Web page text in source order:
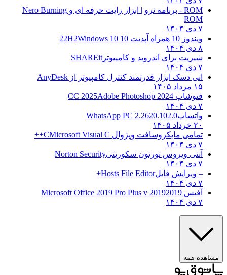
ROM - برنامه نرو | ابزار رایت حرفه ای و
Nero Burning
ROM
۷ دی ۱۴۰۴
ویندوز 10 همراه آپدیت 10 22H2
Windows 10
۸ دی ۱۴۰۴
شیریت برای اندروید و کامپیوتر SHAREit
۷ دی ۱۴۰۴
انی دسک ابزار قدرتمند کنترل کامپیوتر از AnyDesk
۱۵ مرداد ۱۴۰۵
فتوشاپ CC 2025 Adobe Photoshop 2024
۷ دی ۱۴۰۴
واتساپWhatsApp PC 2.2620.102.0
۲۰ خرداد ۱۴۰۵
تمامی مایکروسافت ویژوال C Microsoft Visual C++
۷ دی ۱۴۰۴
آنتی ویروس نورتون سکوریتیNorton Security
۷ دی ۱۴۰۴
– ویرایش فایلHosts File Editor+
۷ دی ۱۴۰۴
آفیس 2019 2019 Microsoft Office 2019 Pro Plus v
۷ دی ۱۴۰۴
مشاهده همه